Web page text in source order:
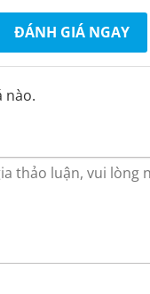
ĐÁNH GIÁ NGAY
nào.